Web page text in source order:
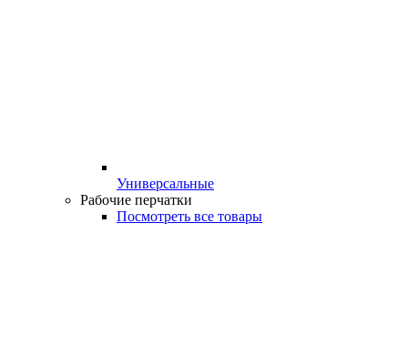
Универсальные
Рабочие перчатки
Посмотреть все товары